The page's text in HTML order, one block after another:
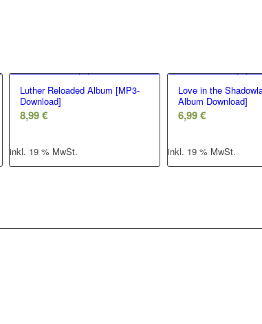
Luther Reloaded Album [MP3-
Download]
8,99€
inkl. 19 % MwSt.
Love in the
Album Download]
6,99€
inkl. 19 % MwSt.